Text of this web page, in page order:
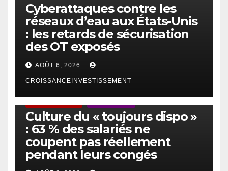
Cyberattaques contre les
réseaux d’eau aux États-Unis
: les retards de sécurisation
des OT exposés
AOÛT 6, 2026
CROISSANCEINVESTISSEMENT
Culture du « toujours dispo »
: 63 % des salariés ne
coupent pas réellement
pendant leurs congés